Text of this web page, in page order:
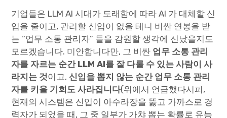
기업들은 LLM AI 시대가 도래함에 따라 AI 가 대체할 신
입을 줄이고, 관리할 신입이 없을 테니 비싼 연봉을 받
는 “업무 소통 관리자” 들을 감원할 생각에 신났을지도
모르겠습니다. 미안합니다만, 그 비싼 업무 소통 관리
자를 자르는 순간 LLM AI를 잘 다룰 수 있는 사람이 사
라지는 것이고, 신입을 뽑지 않는 순간 업무 소통 관리
자를 키울 기회도 사라집니다(위에서 언급했다시피,
현재의 시스템은 신입이 아수라장을 뚫고 가까스로 경
력자가 되었을 때, 그 중 일부가 가챠 뽑는 확률로 유능